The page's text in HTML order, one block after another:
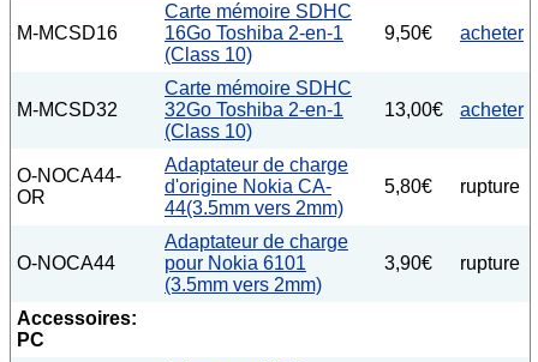
M-MCSD16
Carte mémoire SDHC
16Go Toshiba 2-en-1
(Class 10)
9,50€ acheter
M-MCSD32
Carte mémoire SDHC
32Go Toshiba 2-en-1
(Class 10)
13,00€ acheter
O-NOCA44-
OR
Adaptateur de charge
d'origine Nokia CA-
44(3.5mm vers 2mm)
5,80€ rupture
O-NOCA44
Adaptateur de charge
pour Nokia 6101
(3.5mm vers 2mm)
3,90€ rupture
Accessoires:
PC